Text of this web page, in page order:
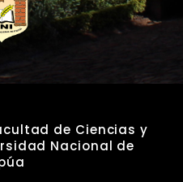
de Ciencias y
Nacional de